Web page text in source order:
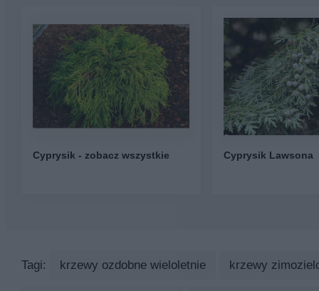
Cyprysik - zobacz wszystkie Cyprysik Lawsona
Tagi: krzewy ozdobne wieloletnie krzewy